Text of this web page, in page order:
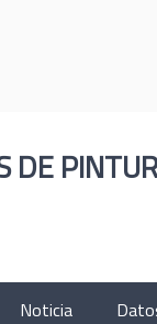
DE
Noticia